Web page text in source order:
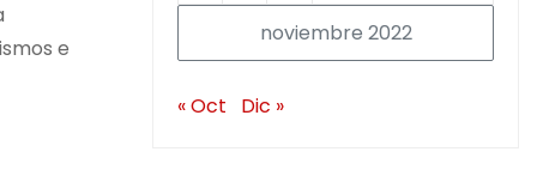
e
noviembre 2022
« Oct Dic »